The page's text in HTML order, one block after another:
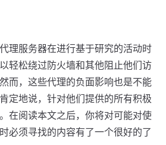
理服务器在进行基于研究的活动时
轻松绕过防火墙和其他阻止他们访
而，这些代理的负面影响也是不能
定地说，针对他们提供的所有积极
在阅读本文之后，你将对可能对使
必须寻找的内容有了一个很好的了